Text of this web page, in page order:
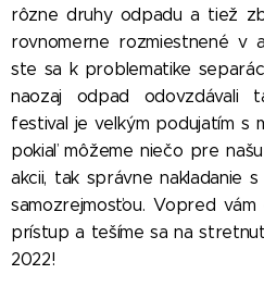
rôzne druhy odpadu a tiež
rovnomerne rozmiestnené v
ste sa k problematike
naozaj odpad odovzdávali
festival je veľkým podujatím s
pokiaľ môžeme niečo pre
akcii, tak správne nakladanie
samozrejmosťou. Vopred
prístup a tešíme sa na
2022!